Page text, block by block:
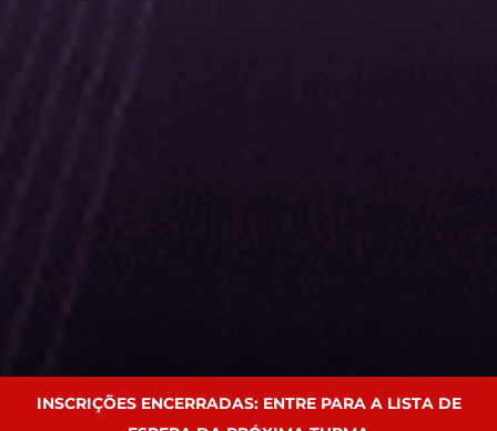
INSCRIÇÕES ENCERRADAS: ENTRE PARA A LISTA DE